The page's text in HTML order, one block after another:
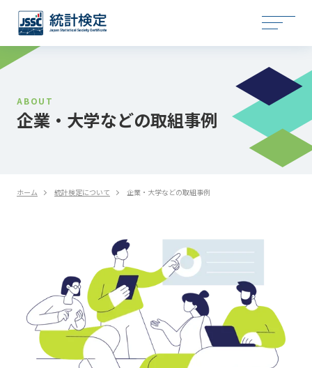
ABOUT
企業・大学などの取組事例
ホーム 統計検定について 企業・大学などの取組事例